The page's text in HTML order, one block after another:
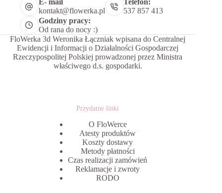
E- mail
kontakt@flowerka.pl
Telefon:
537 857 413
Godziny pracy:
Od rana do nocy :)
FloWerka 3d Weronika Łączniak wpisana do Centralnej
Ewidencji i Informacji o Działalności Gospodarczej
Rzeczypospolitej Polskiej prowadzonej przez Ministra
właściwego d.s. gospodarki.
Przydatne linki
O FloWerce
Atesty produktów
Koszty dostawy
Metody płatności
Czas realizacji zamówień
Reklamacje i zwroty
RODO